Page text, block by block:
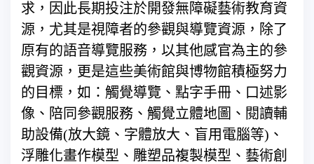
求，因此長期投注於開發無障礙藝術教育資
源，尤其是視障者的參觀與導覽資源，除了
原有的語音導覽服務，以其他感官為主的參
觀資源，更是這些美術館與博物館積極努力
的目標，如：觸覺導覽、點字手冊、口述影
像、陪同參觀服務、觸覺立體地圖、閱讀輔
助設備(放大鏡、字體放大、盲用電腦等)、
浮雕化畫作模型、雕塑品複製模型、藝術創